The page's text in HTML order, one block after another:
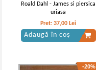
Roald Dahl - James si piersica
uriasa
Pret:37,00 Lei
Adaugă în coș
-20%